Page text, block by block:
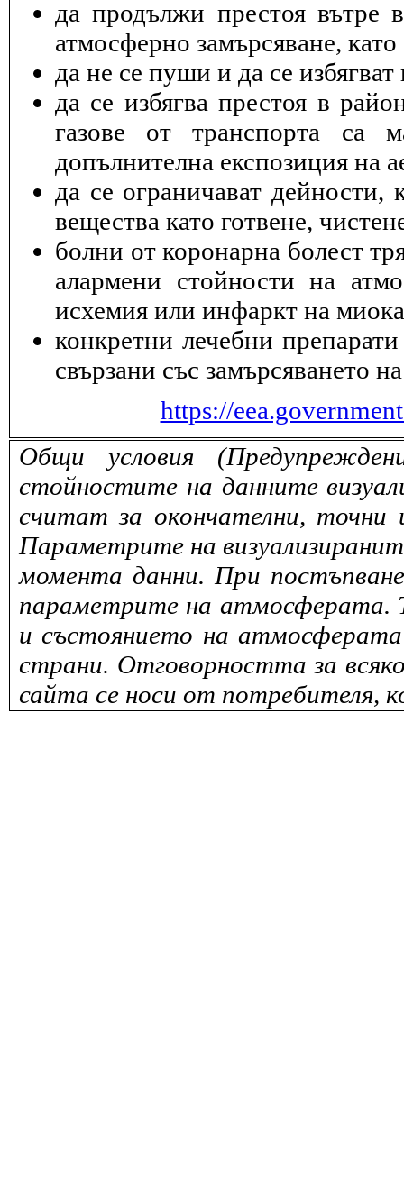
да продължи престоя вътре
атмосферно замърсяване,
да не се пуши и да се
да се избягва престоя в
газове от транспорта са
допълнителна експозиция на
да се ограничават
вещества като готвене,
болни от коронарна болест
алармени стойности на
исхемия или инфаркт на
конкретни лечебни
свързани със замърсяването
https://
Общи условия
стойностите на данните
считат за окончателни,
Параметрите на
момента данни. При
параметрите на атмосферата.
и състоянието на
страни. Отговорността за
сайта се носи от потребителя,